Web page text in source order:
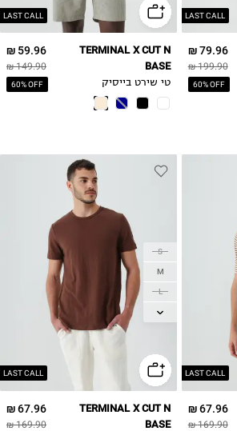
LAST CALL
79.96 ₪
199.90 ₪
60% OFF
LAST CALL
59.96 ₪
149.90 ₪
60% OFF
TERMINAL X CUT N
BASE
טי שירט בייסיק
LAST CALL
67.96 ₪
169.90 ₪
LAST CALL
S
M
L
XL
67.96 ₪
169.90 ₪
TERMINAL X CUT N
BASE